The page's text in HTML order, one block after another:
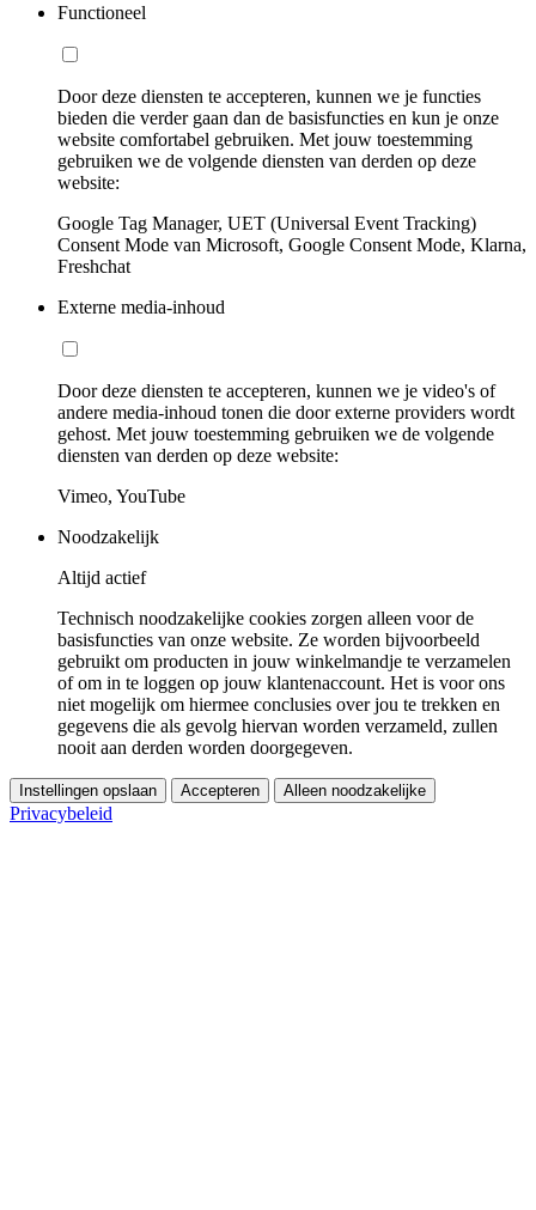
Functioneel
Door deze diensten te accepteren, kunnen we je functies
bieden die verder gaan dan de basisfuncties en kun je onze
website comfortabel gebruiken. Met jouw toestemming
gebruiken we de volgende diensten van derden op deze
website:
Google Tag Manager, UET (Universal Event Tracking)
Consent Mode van Microsoft, Google Consent Mode, Klarna,
Freshchat
Externe media-inhoud
Door deze diensten te accepteren, kunnen we je video's of
andere media-inhoud tonen die door externe providers wordt
gehost. Met jouw toestemming gebruiken we de volgende
diensten van derden op deze website:
Vimeo, YouTube
Noodzakelijk
Altijd actief
Technisch noodzakelijke cookies zorgen alleen voor de
basisfuncties van onze website. Ze worden bijvoorbeeld
gebruikt om producten in jouw winkelmandje te verzamelen
of om in te loggen op jouw klantenaccount. Het is voor ons
niet mogelijk om hiermee conclusies over jou te trekken en
gegevens die als gevolg hiervan worden verzameld, zullen
nooit aan derden worden doorgegeven.
Instellingen opslaan Accepteren Alleen noodzakelijke
Privacybeleid